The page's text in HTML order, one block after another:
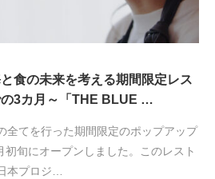
食の未来を考える期間限定レス
の3カ月～「THE BLUE …
全てを行った期間限定のポップアップ
初旬にオープンしました。このレスト
本プロジ…